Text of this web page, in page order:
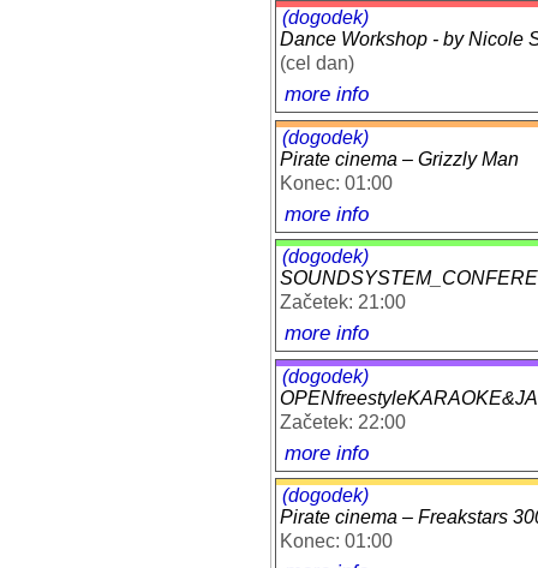
(dogodek)
Dance Workshop - by Nicole
(cel dan)
more info
(dogodek)
Pirate cinema – Grizzly Man
Konec: 01:00
more info
(dogodek)
Začetek: 21:00
more info
(dogodek)
Začetek: 22:00
more info
(dogodek)
Pirate cinema – Freakstars
Konec: 01:00